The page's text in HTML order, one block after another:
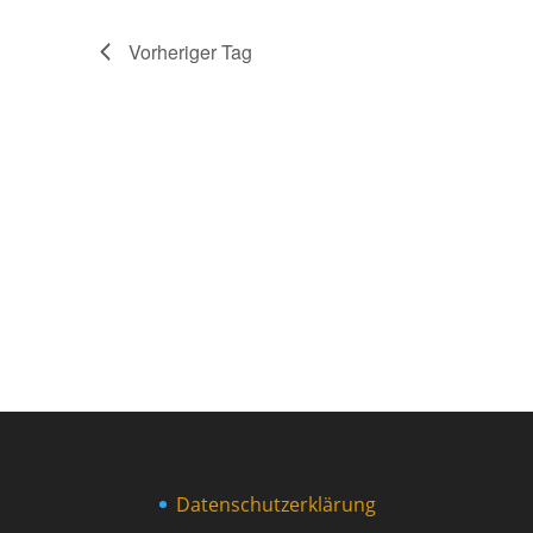
Vorheriger Tag
Datenschutzerklärung